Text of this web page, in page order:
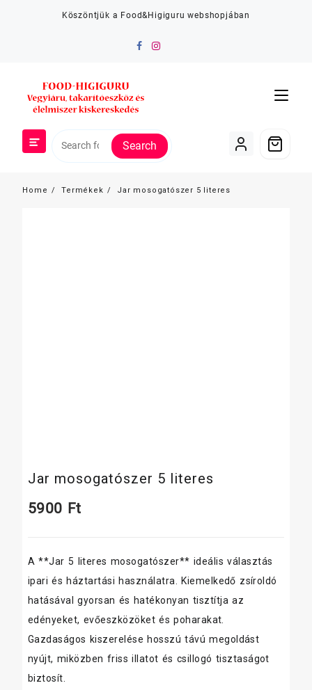
Köszöntjük a Food&Higiguru webshopjában
Search
Home Termékek Jar mosogatószer 5 literes
Jar mosogatószer 5 literes
5900 Ft
A **Jar 5 literes mosogatószer** ideális választás
ipari és háztartási használatra. Kiemelkedő zsíroldó
hatásával gyorsan és hatékonyan tisztítja az
edényeket, evőeszközöket és poharakat.
Gazdaságos kiszerelése hosszú távú megoldást
nyújt, miközben friss illatot és csillogó tisztaságot
biztosít.